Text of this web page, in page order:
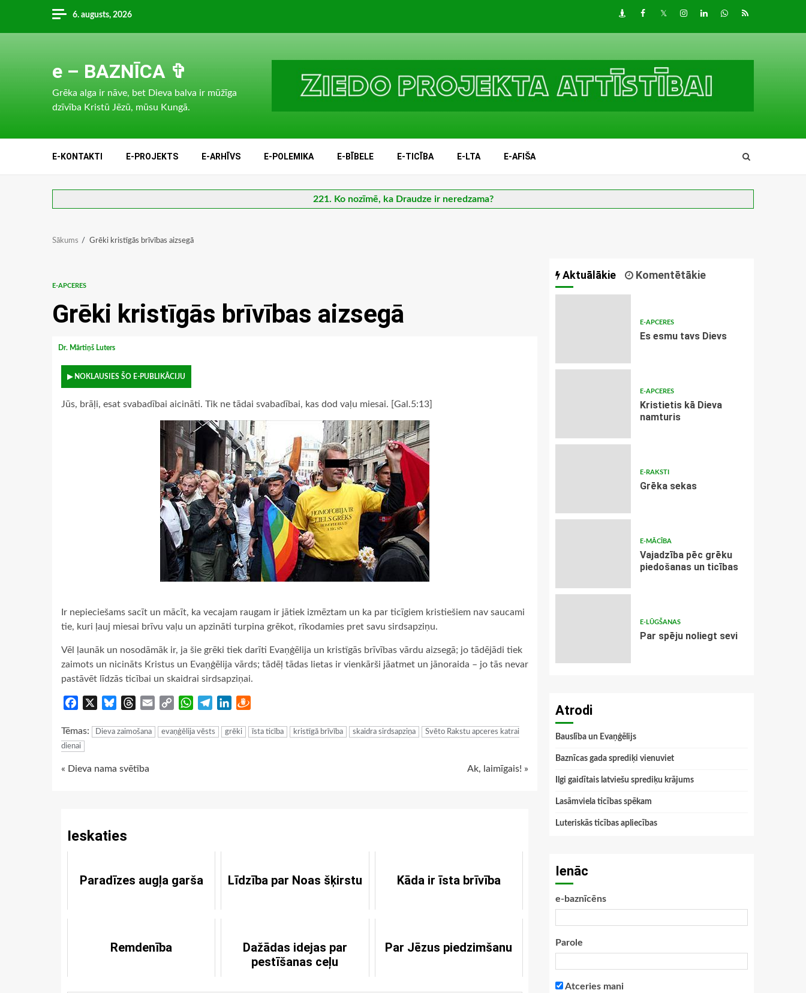
content
6. augusts, 2026 DraugiemFacebook
TwitterInstagram
LinkedInwhatsapp
RSS
e – BAZNĪCA ✞
Grēka alga ir nāve, bet Dieva balva ir mūžīga
dzīvība Kristū Jēzū, mūsu Kungā.
E-KONTAKTI E-PROJEKTS E-ARHĪVS E-POLEMIKA E-BĪBELE E-TICĪBA E-LTA E-AFIŠA
221. Ko nozīmē, ka Draudze ir neredzama?
Sākums Grēki kristīgās brīvības aizsegā
E-APCERES
Grēki kristīgās brīvības aizsegā
Dr. Mārtiņš Luters
▶ NOKLAUSIES ŠO E-PUBLIKĀCIJU
Jūs, brāļi, esat svabadībai aicināti. Tik ne tādai svabadībai, kas dod vaļu miesai. [Gal.5:13]
Ir nepieciešams sacīt un mācīt, ka vecajam raugam ir jātiek izmēztam un ka par ticīgiem kristiešiem nav saucami
tie, kuri ļauj miesai brīvu vaļu un apzināti turpina grēkot, rīkodamies pret savu sirdsapziņu.
Vēl ļaunāk un nosodāmāk ir, ja šie grēki tiek darīti Evaņģēlija un kristīgās brīvības vārdu aizsegā; jo tādējādi tiek
zaimots un nicināts Kristus un Evaņģēlija vārds; tādēļ tādas lietas ir vienkārši jāatmet un jānoraida – jo tās nevar
pastāvēt līdzās ticībai un skaidrai sirdsapziņai.
Facebook BlueskyThreads
Email
Copy
WhatsApp
TelegramLinkedIn
Tēmas: Dieva zaimošana evaņģēlija vēsts grēki īsta ticība kristīgā brīvība skaidra sirdsapziņa
Svēto Rakstu apceres katrai
dienai
Continue
« Dieva nama svētība Ak, laimīgais! »
Ieskaties
Paradīzes augļa garša Līdzība par Noas šķirstu Kāda ir īsta brīvība
Remdenība
Dažādas idejas par
pestīšanas ceļu
Par Jēzus piedzimšanu
Aktuālākie Komentētākie
E-APCERES
Es esmu tavs Dievs
E-APCERES
Kristietis kā Dieva
namturis
E-RAKSTI
Grēka sekas
E-MĀCĪBA
Vajadzība pēc grēku
piedošanas un ticības
E-LŪGŠANAS
Par spēju noliegt sevi
Atrodi
Bauslība un Evaņģēlijs
Baznīcas gada sprediķi vienuviet
Ilgi gaidītais latviešu sprediķu krājums
Lasāmviela ticības spēkam
Luteriskās ticības apliecības
Ienāc
e-baznīcēns
Parole
Atceries mani